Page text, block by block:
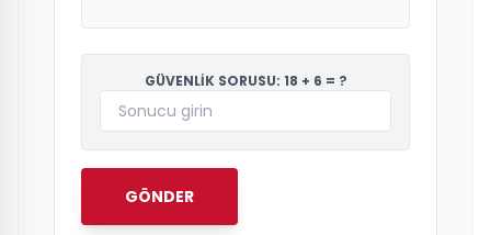
GÜVENLİK SORUSU: 18 + 6 = ?
GÖNDER